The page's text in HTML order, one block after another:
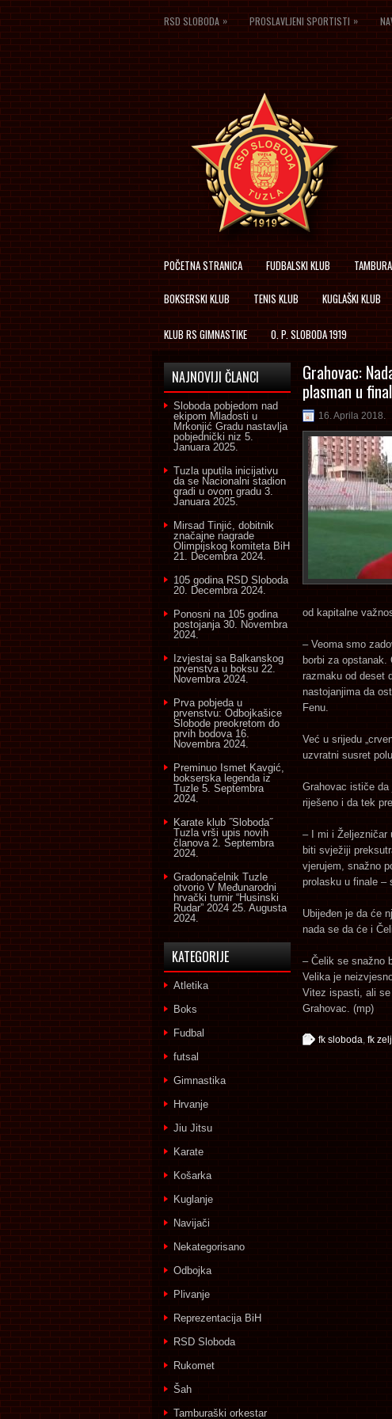
RSD SLOBODA » PROSLAVLJENI SPORTISTI »
POČETNA STRANICA FUDBALSKI KLUB
BOKSERSKI KLUB TENIS KLUB KUGLAŠKI KLUB
KLUB RS GIMNASTIKE O. P. SLOBODA 1919
Grahovac:
plasman u
16. Aprila 2018.
od kapitalne
– Veoma smo
borbi za
razmaku od deset
nastojanjima da
Fenu.
Već u srijedu
uzvratni susret
Grahovac ističe
riješeno i da tek
– I mi i Željezničar
biti svježiji
vjerujem, snažno
prolasku u finale –
Ubijeđen je da će
nada se da će i
– Čelik se snažno
Velika je
Vitez ispasti, ali
Grahovac. (mp)
fk sloboda, fk
NAJNOVIJI ČLANCI
Sloboda pobjedom nad
ekipom Mladosti u
Mrkonjić Gradu nastavlja
pobjednički niz 5.
Januara 2025.
Tuzla uputila inicijativu
da se Nacionalni stadion
gradi u ovom gradu 3.
Januara 2025.
Mirsad Tinjić, dobitnik
značajne nagrade
Olimpijskog komiteta BiH
21. Decembra 2024.
105 godina RSD Sloboda
20. Decembra 2024.
Ponosni na 105 godina
postojanja 30. Novembra
2024.
Izvjestaj sa Balkanskog
prvenstva u boksu 22.
Novembra 2024.
Prva pobjeda u
prvenstvu: Odbojkašice
Slobode preokretom do
prvih bodova 16.
Novembra 2024.
Preminuo Ismet Kavgić,
bokserska legenda iz
Tuzle 5. Septembra
2024.
Karate klub ˝Sloboda˝
Tuzla vrši upis novih
članova 2. Septembra
2024.
Gradonačelnik Tuzle
otvorio V Međunarodni
hrvački turnir “Husinski
Rudar” 2024 25. Augusta
2024.
KATEGORIJE
Atletika
Boks
Fudbal
futsal
Gimnastika
Hrvanje
Jiu Jitsu
Karate
Košarka
Kuglanje
Navijači
Nekategorisano
Odbojka
Plivanje
Reprezentacija BiH
RSD Sloboda
Rukomet
Šah
Tamburaški orkestar